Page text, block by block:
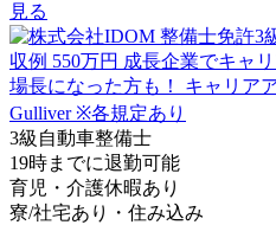
見る
3級自動車整備士
19時までに退勤可能
育児・介護休暇あり
寮/社宅あり・住み込み